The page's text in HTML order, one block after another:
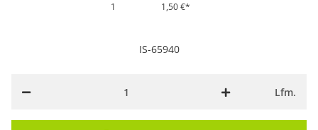
1
1,50 €*
IS-65940
Lfm.